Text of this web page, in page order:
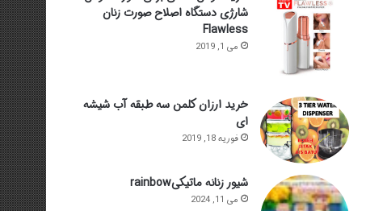
شارژی دستگاه اصلاح صورت زنان
Flawless
می 1, 2019
خرید ارزان کلمن سه طبقه آب شیشه
ای
فوریه 18, 2019
شیور زنانه ماتیکیrainbow
می 11, 2024